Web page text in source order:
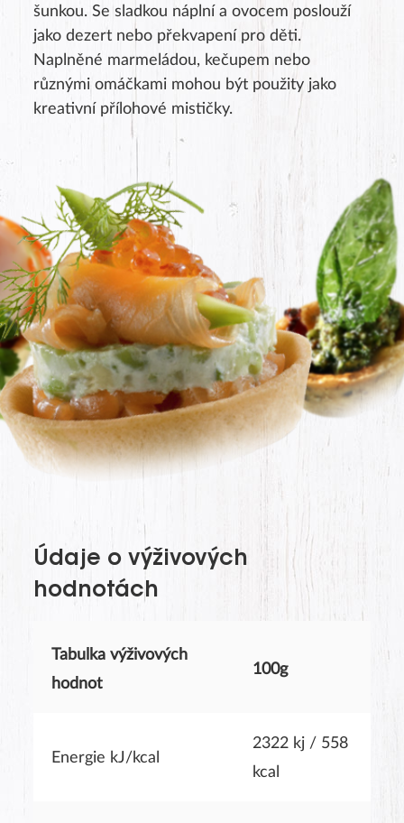
šunkou. Se sladkou náplní a ovocem poslouží
jako dezert nebo překvapení pro děti.
Naplněné marmeládou, kečupem nebo
různými omáčkami mohou být použity jako
kreativní přílohové mističky.
Údaje o výživových
hodnotách
Tabulka výživových
hodnot
100g
Energie kJ/kcal
2322 kj / 558
kcal
Product rating
The last name will not be visible on the website!